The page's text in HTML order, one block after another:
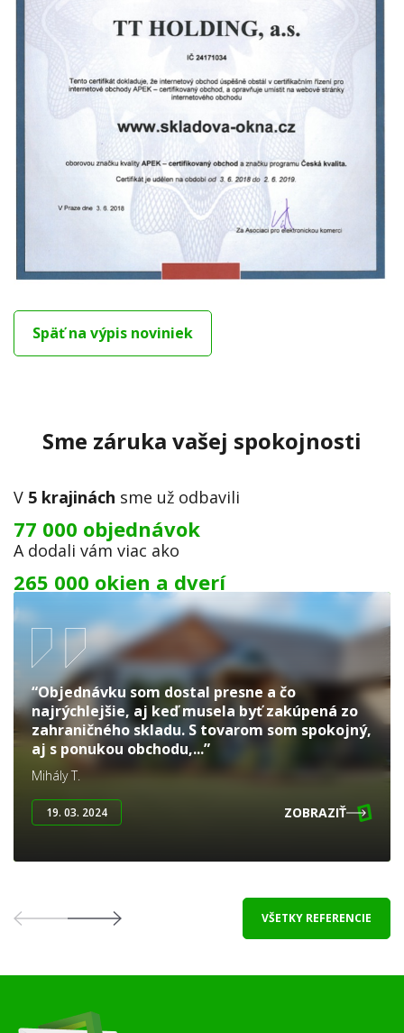
Späť na výpis noviniek
Sme záruka vašej spokojnosti
V 5 krajinách sme už odbavili
77 000 objednávok
A dodali vám viac ako
265 000 okien a dverí
“Objednávku som dostal presne a čo
najrýchlejšie, aj keď musela byť zakúpená zo
zahraničného skladu. S tovarom som spokojný,
aj s ponukou obchodu,...”
Mihály T.
19. 03. 2024 ZOBRAZIŤ
VŠETKY REFERENCIE